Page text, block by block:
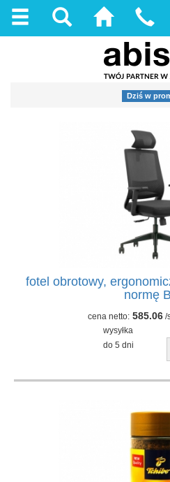
Dziś w
fotel obrotowy,
normę
cena netto: 585.06 /
wysyłka
do 5 dni